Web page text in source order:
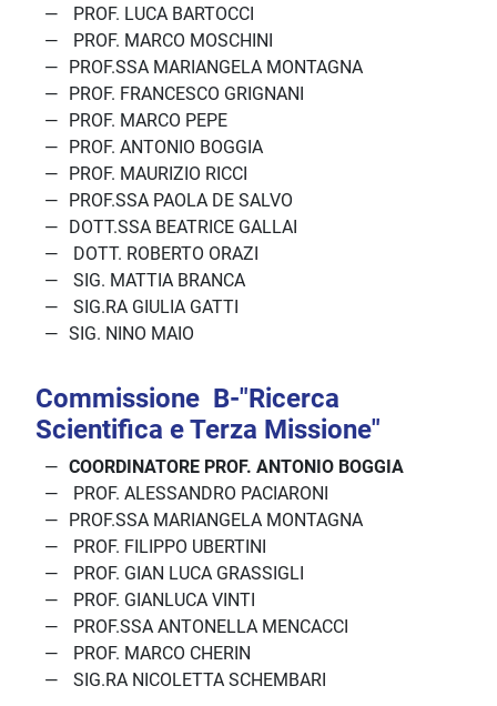
PROF. LUCA BARTOCCI
PROF. MARCO MOSCHINI
PROF.SSA MARIANGELA MONTAGNA
PROF. FRANCESCO GRIGNANI
PROF. MARCO PEPE
PROF. ANTONIO BOGGIA
PROF. MAURIZIO RICCI
PROF.SSA PAOLA DE SALVO
DOTT.SSA BEATRICE GALLAI
DOTT. ROBERTO ORAZI
SIG. MATTIA BRANCA
SIG.RA GIULIA GATTI
SIG. NINO MAIO
Commissione B-"Ricerca
Scientifica e Terza Missione"
COORDINATORE PROF. ANTONIO BOGGIA
PROF. ALESSANDRO PACIARONI
PROF.SSA MARIANGELA MONTAGNA
PROF. FILIPPO UBERTINI
PROF. GIAN LUCA GRASSIGLI
PROF. GIANLUCA VINTI
PROF.SSA ANTONELLA MENCACCI
PROF. MARCO CHERIN
SIG.RA NICOLETTA SCHEMBARI